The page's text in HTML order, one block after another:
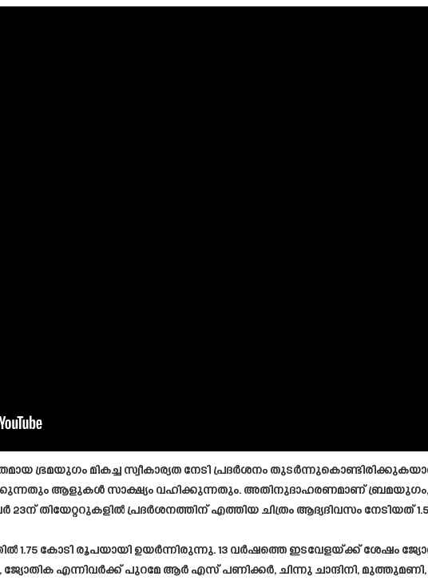
ഭ്രമയുഗം മികച്ച സ്വീകാര്യത നേടി പ്രദർശനം
ആളുകൾ സാക്ഷ്യം വഹിക്കുന്നതും. അതിനുദാഹരണമാണ്
23ന് തിയേറ്ററുകളിൽ പ്രദർശനത്തിന് എത്തിയ ചിത്രം ആദ്യദിവസം നേടിയത്
1.75 കോടി രൂപയായി ഉയർന്നിരുന്നു. 13 വർഷത്തെ ഇടവേളയ്ക്ക് ശേഷം
ജ്യോതിക എന്നിവർക്ക് പുറമേ ആര്‍ എസ് പണിക്കർ, ചിന്നു ചാന്ദിനി,